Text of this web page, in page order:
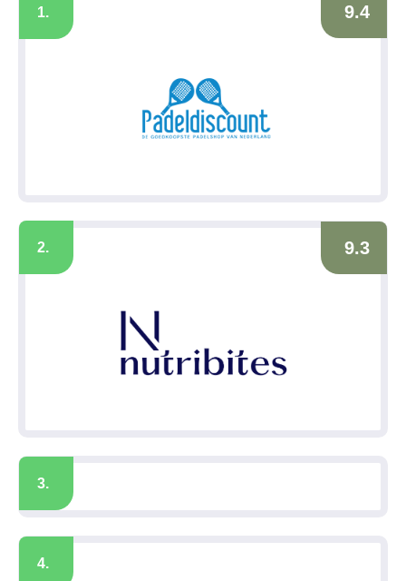
1. 9.4
2. 9.3
3.
4.